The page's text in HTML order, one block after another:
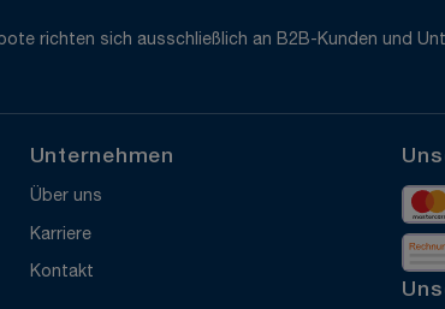
richten sich ausschließlich an B2B-Kunden und
Unternehmen
Über uns
Karriere
Kontakt